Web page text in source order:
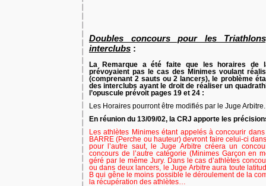
Doubles concours pour les
interclubs :
La Remarque a été faite que les horaires de
prévoyaient pas le cas des Minimes voulant
(comprenant 2 sauts ou 2 lancers), le problème
des interclubs ayant le droit de réaliser un
l’opuscule prévoit pages 19 et 24 :
Les Horaires pourront être modifiés par le Juge Arbitre.
En réunion du 13/09/02, la CRJ apporte les
Les athlètes Minimes étant appelés à concourir
BARRE (Perche ou hauteur) devront faire celui-ci
pour l’autre saut, le Juge Arbitre créera un
concours de l’autre catégorie (Minimes Garçon en
géré par le même Jury. Dans le cas d’athlètes
ou dans deux lancers, le Juge Arbitre aura toute
B qui gêne le moins possible le déroulement de la
la récupération des athlètes…